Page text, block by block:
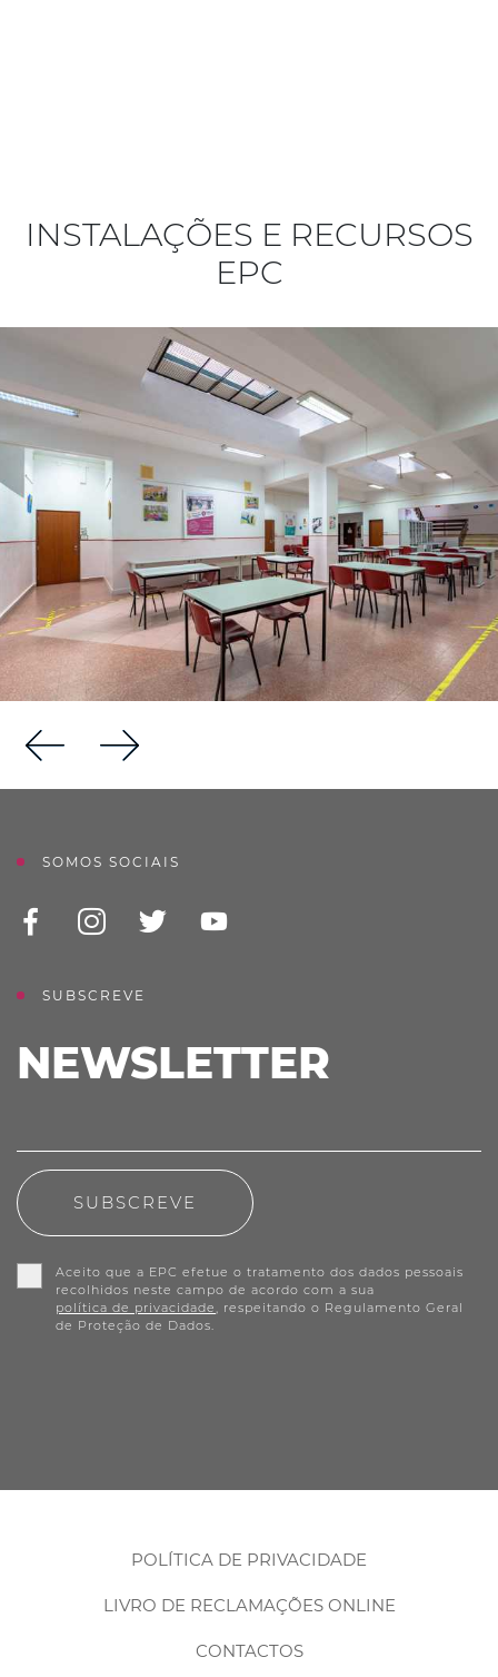
INSTALAÇÕES E RECURSOS
EPC
SOMOS SOCIAIS
SUBSCREVE
NEWSLETTER
SUBSCREVE
Aceito que a EPC efetue o tratamento dos dados pessoais
recolhidos neste campo de acordo com a sua
política de privacidade
, respeitando o Regulamento Geral
de Proteção de Dados.
POLÍTICA DE PRIVACIDADE
LIVRO DE RECLAMAÇÕES ONLINE
CONTACTOS